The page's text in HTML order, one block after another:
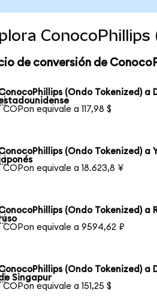
de conversión de
(Ondo Tokenized) a
COPon equivale a 117,98 $
(Ondo Tokenized) a
COPon equivale a 18.623,8 ¥
(Ondo Tokenized) a
COPon equivale a 9594,62 ₽
(Ondo Tokenized) a
Singapur
COPon equivale a 151,25 $